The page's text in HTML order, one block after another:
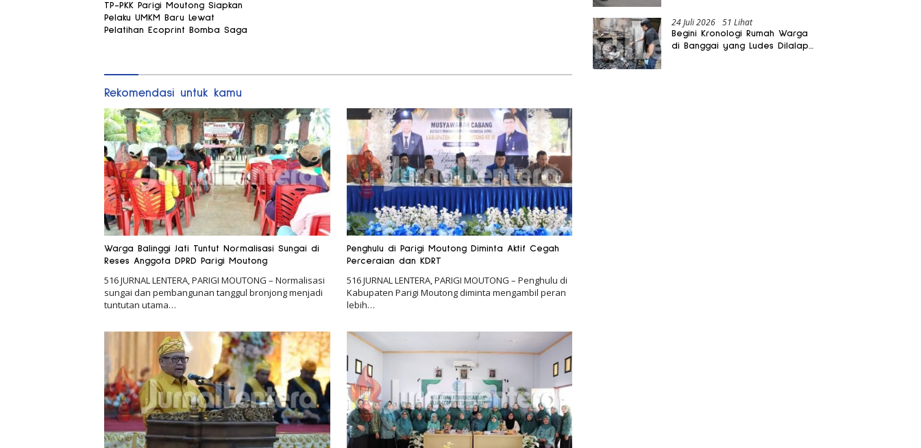
TP-PKK Parigi Moutong Siapkan
Pelaku UMKM Baru Lewat
Pelatihan Ecoprint Bomba Saga
Rekomendasi untuk kamu
Warga Balinggi Jati Tuntut Normalisasi Sungai di
Reses Anggota DPRD Parigi Moutong
516 JURNAL LENTERA, PARIGI MOUTONG – Normalisasi
sungai dan pembangunan tanggul bronjong menjadi
tuntutan utama…
Penghulu di Parigi Moutong Diminta Aktif Cegah
Perceraian dan KDRT
516 JURNAL LENTERA, PARIGI MOUTONG – Penghulu di
Kabupaten Parigi Moutong diminta mengambil peran
lebih…
24 Juli 2026 51 Lihat
Begini Kronologi Rumah Warga
di Banggai yang Ludes Dilalap